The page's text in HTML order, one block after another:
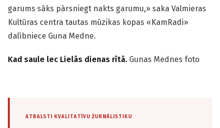
garums sāks pārsniegt nakts garumu,» saka Valmieras
Kultūras centra tautas mūzikas kopas «KamRadi»
dalībniece Guna Medne.
Kad saule lec Lielās dienas rītā. Gunas Mednes foto
ATBALSTI KVALITATĪVU ŽURNĀLISTIKU